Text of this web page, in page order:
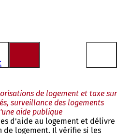
de logement et taxe sur
surveillance des logements
aide publique
d'aide au logement et délivre
logement. Il vérifie si les